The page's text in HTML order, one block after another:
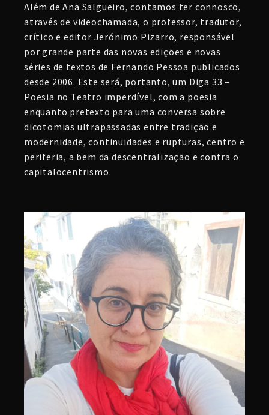
Além de Ana Salgueiro, contamos ter connosco,
através de videochamada, o professor, tradutor,
crítico e editor Jerónimo Pizarro, responsável
por grande parte das novas edições e novas
séries de textos de Fernando Pessoa publicados
desde 2006. Este será, portanto, um Diga 33 –
Poesia no Teatro imperdível, com a poesia
enquanto pretexto para uma conversa sobre
dicotomias ultrapassadas entre tradição e
modernidade, continuidades e rupturas, centro e
periferia, a bem da descentralização e contra o
capitalocentrismo.